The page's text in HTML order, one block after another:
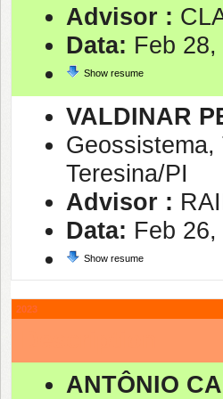
Advisor :
Data: Feb
Show resume
VALDINAR
Teresina/PI
Advisor :
Data: Feb
Show resume
2023
ANTÔNIO